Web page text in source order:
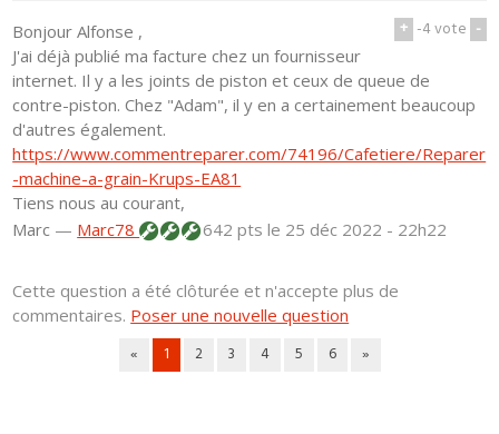
+ -4vote -
Bonjour Alfonse ,
J'ai déjà publié ma facture chez un fournisseur
internet. Il y a les joints de piston et ceux de queue de
contre-piston. Chez "Adam", il y en a certainement beaucoup
d'autres également.
https://www.commentreparer.com/74196/Cafetiere/Reparer
-machine-a-grain-Krups-EA81
Tiens nous au courant,
Marc — Marc78 642 ptsle 25 déc 2022 - 22h22
Cette question a été clôturée et n'accepte plus de
commentaires. Poser une nouvelle question
« 1 2 3 4 5 6 »